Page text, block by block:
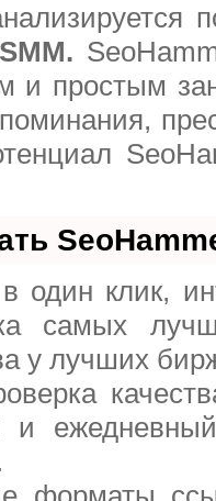
и простым
клик,
самых
у лучших
и